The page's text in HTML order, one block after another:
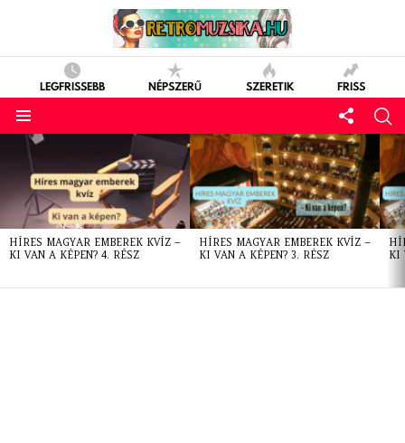
LEGFRISSEBB NÉPSZERŰ SZERETIK FRISS
LATEST
STORIES
HÍRES MAGYAR EMBEREK KVÍZ –
KI VAN A KÉPEN? 4. RÉSZ
HÍRES MAGYAR EMBEREK KVÍZ –
KI VAN A KÉPEN? 3. RÉSZ
KI